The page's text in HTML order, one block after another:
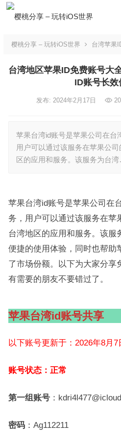
樱桃分享 – 玩转iOS世界 台湾苹果
台湾地区苹果ID免费账号大
ID账号长效
发布: 2024年2月17日
苹果台湾id账号是苹果公司在台
用户可以通过该服务在苹果公
区的应用和服务。该服务为台
苹果台湾id账号是苹果公司在
务，用户可以通过该服务在苹
台湾地区的应用和服务。该服
便捷的使用体验，同时也帮助
了市场份额。以下为大家分享
有需要的朋友不要错过了。
苹果台湾id账号共享
以下账号更新于：2026年8月7
账号状态：正常
第一组账号：
密码：Ag112211